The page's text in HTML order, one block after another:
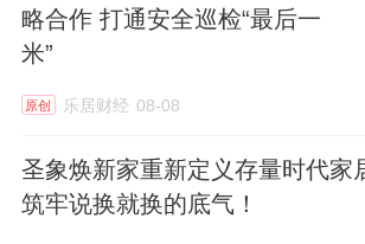
略合作 打通安全巡检“最后一
米”
原创 乐居财经 08-08
圣象焕新家重新定义存量时代家
筑牢说换就换的底气！